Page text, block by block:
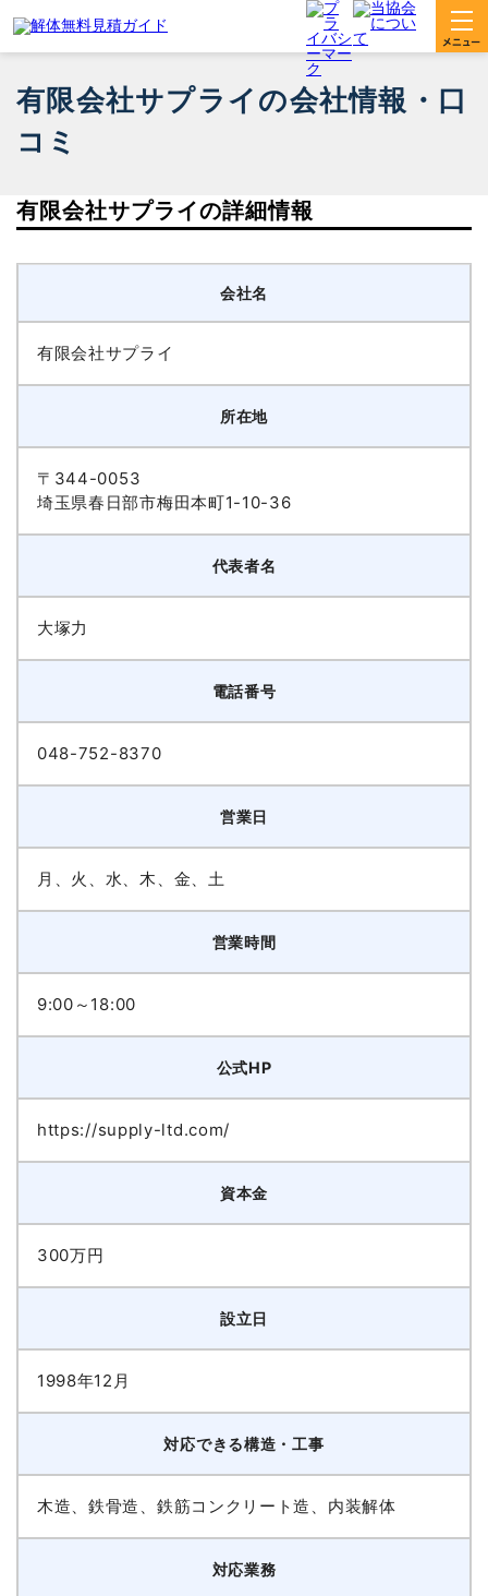
有限会社サプライの会社情報・口
コミ
有限会社サプライの詳細情報
会社名
有限会社サプライ
所在地
〒344-0053
埼玉県春日部市梅田本町1-10-36
代表者名
大塚力
電話番号
048-752-8370
営業日
月、火、水、木、金、土
営業時間
9:00～18:00
公式HP
https://supply-ltd.com/
資本金
300万円
設立日
1998年12月
対応できる構造・工事
木造、鉄骨造、鉄筋コンクリート造、内装解体
対応業務